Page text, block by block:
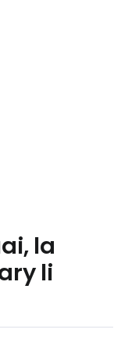
la
li